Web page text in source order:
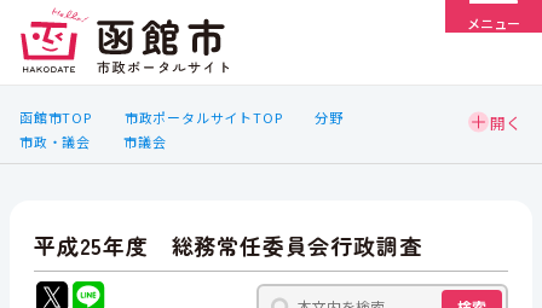
メニュー
函館市TOP 市政ポータルサイトTOP
分野
市政・議会
市議会
平成25年度 総務常任委員会行政調査